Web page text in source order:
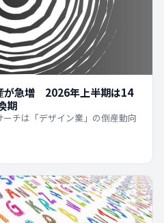
が急増 2026年上半期は14
期
チは「デザイン業」の倒産動向
最新ニュース